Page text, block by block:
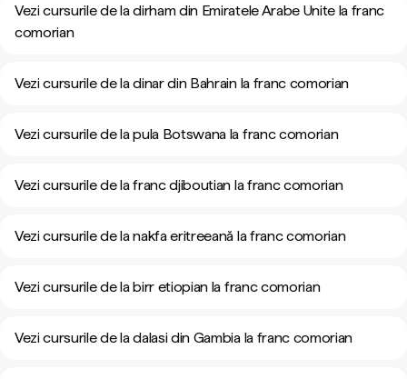
Vezi cursurile de la dirham din Emiratele Arabe Unite la franc
comorian
Vezi cursurile de la dinar din Bahrain la franc comorian
Vezi cursurile de la pula Botswana la franc comorian
Vezi cursurile de la franc djiboutian la franc comorian
Vezi cursurile de la nakfa eritreeană la franc comorian
Vezi cursurile de la birr etiopian la franc comorian
Vezi cursurile de la dalasi din Gambia la franc comorian